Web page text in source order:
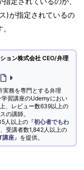
)が指定されているの
ョン株式会社 CEO/弁理
実務を専門とする弁理
習講座のUdemyにおい
、レビュー数639以上の
の講師。
人以上の『初心者でもわ
、受講者数1,842人以上の
講座 』を提供。